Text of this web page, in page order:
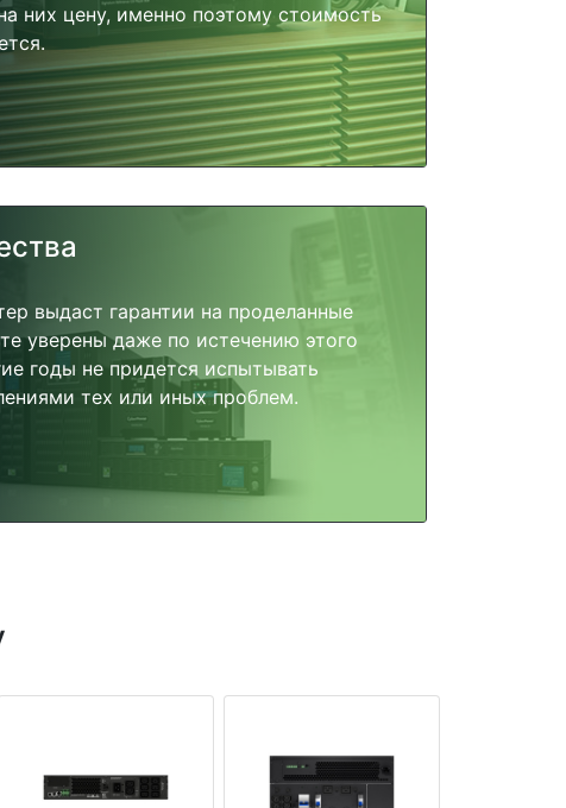
них цену, именно поэтому стоимость
выдаст гарантии на проделанные
уверены даже по истечению этого
годы не придется испытывать
тех или иных проблем.